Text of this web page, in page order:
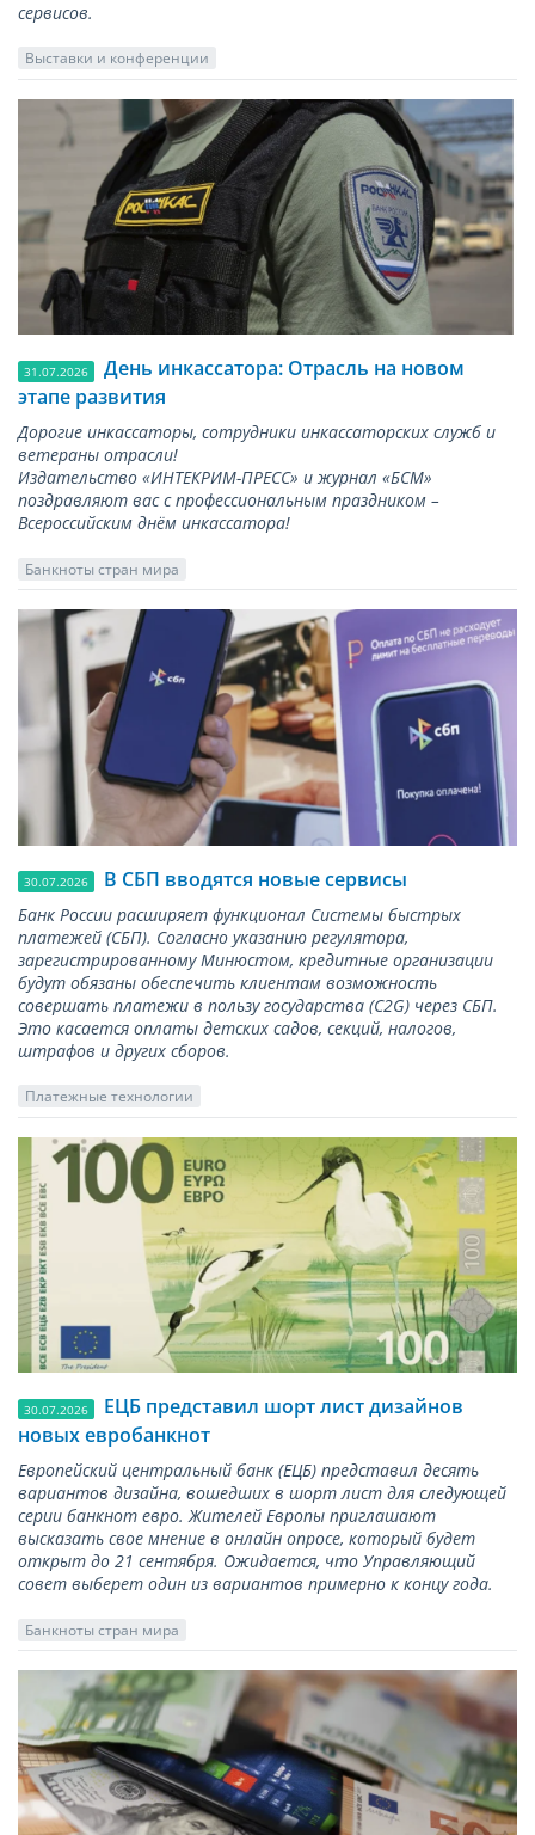
сервисов.
Выставки и конференции
31.07.2026
День инкассатора: Отрасль на новом
этапе развития
Дорогие инкассаторы, сотрудники инкассаторских служб и
ветераны отрасли!
Издательство «ИНТЕКРИМ-ПРЕСС» и журнал «БСМ»
поздравляют вас с профессиональным праздником –
Всероссийским днём инкассатора!
Банкноты стран мира
30.07.2026 В СБП вводятся новые сервисы
Банк России расширяет функционал Системы быстрых
платежей (СБП). Согласно указанию регулятора,
зарегистрированному Минюстом, кредитные организации
будут обязаны обеспечить клиентам возможность
совершать платежи в пользу государства (С2G) через СБП.
Это касается оплаты детских садов, секций, налогов,
штрафов и других сборов.
Платежные технологии
30.07.2026
ЕЦБ представил шорт лист дизайнов
новых евробанкнот
Европейский центральный банк (ЕЦБ) представил десять
вариантов дизайна, вошедших в шорт лист для следующей
серии банкнот евро. Жителей Европы приглашают
высказать свое мнение в онлайн опросе, который будет
открыт до 21 сентября. Ожидается, что Управляющий
совет выберет один из вариантов примерно к концу года.
Банкноты стран мира